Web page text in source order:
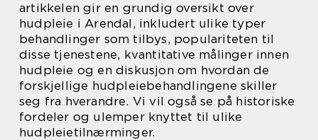
artikkelen gir en grundig oversikt over
hudpleie i Arendal, inkludert ulike typer
behandlinger som tilbys, populariteten til
disse tjenestene, kvantitative målinger innen
hudpleie og en diskusjon om hvordan de
forskjellige hudpleiebehandlingene skiller
seg fra hverandre. Vi vil også se på historiske
fordeler og ulemper knyttet til ulike
hudpleietilnærminger.